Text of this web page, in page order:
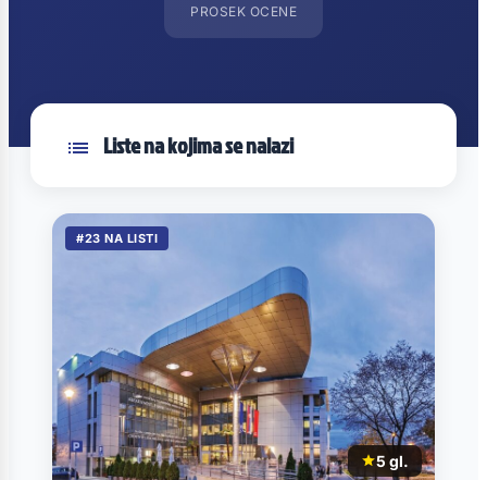
PROSEK OCENE
Liste na kojima se nalazi
#23 NA LISTI
5 gl.